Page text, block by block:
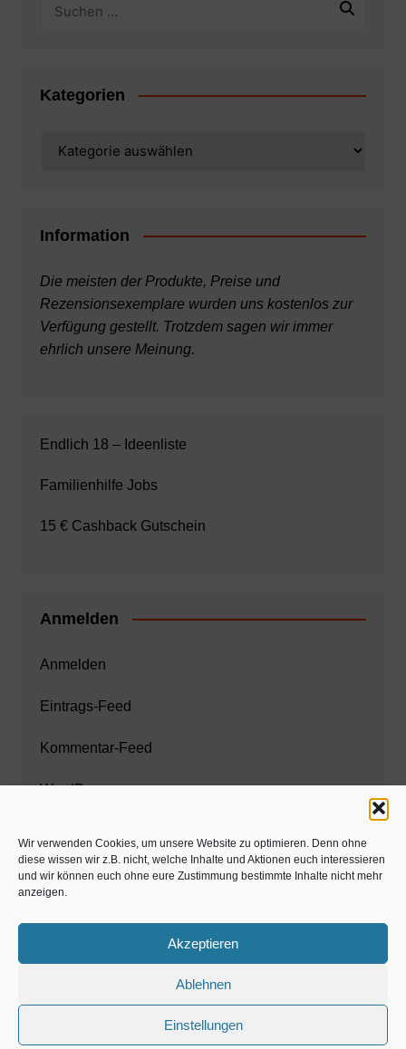
Wir verwenden Cookies, um unsere Website zu optimieren. Denn ohne
diese wissen wir z.B. nicht, welche Inhalte und Aktionen euch interessieren
und wir können euch ohne eure Zustimmung bestimmte Inhalte nicht mehr
anzeigen.
Akzeptieren
Ablehnen
Einstellungen
Kategorien
Information
Die meisten der Produkte, Preise und
Rezensionsexemplare wurden uns kostenlos zur
Verfügung gestellt. Trotzdem sagen wir immer
ehrlich unsere Meinung.
Endlich 18 – Ideenliste
Familienhilfe Jobs
15 € Cashback Gutschein
Anmelden
Anmelden
Eintrags-Feed
Kommentar-Feed
WordPress.org
Zahnarzt München
www.estaregistrierung.org – ESTA
©familös - dieTestfamilie -